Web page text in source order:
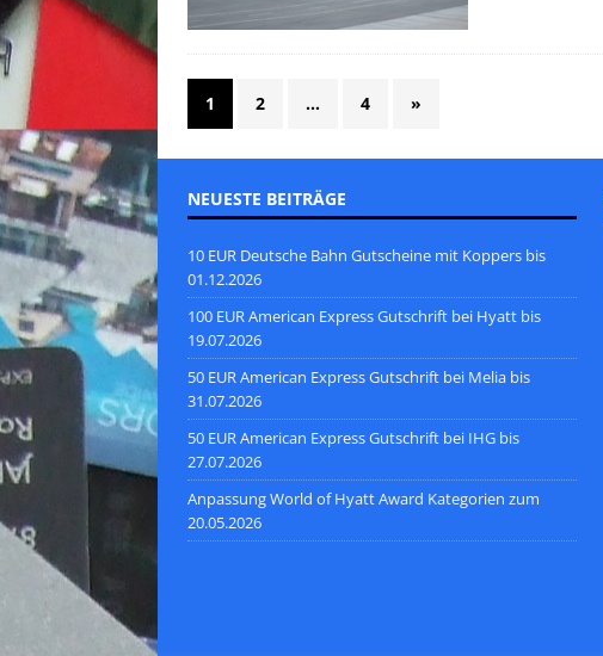
1 2 … 4 »
NEUESTE BEITRÄGE
10 EUR Deutsche Bahn Gutscheine mit Koppers bis
01.12.2026
100 EUR American Express Gutschrift bei Hyatt bis
19.07.2026
50 EUR American Express Gutschrift bei Melia bis
31.07.2026
50 EUR American Express Gutschrift bei IHG bis
27.07.2026
Anpassung World of Hyatt Award Kategorien zum
20.05.2026